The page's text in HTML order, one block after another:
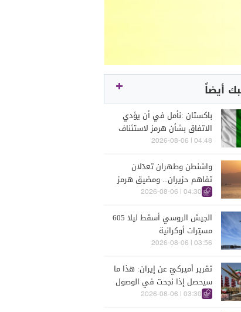
أيضاً
باكستان :نأمل في أن يؤدي
الاتفاق بشأن هرمز لاستئناف
المحادثات بين طهران
04:48 | 2026-08-06
واشنطن وطهران تعدّلان
تفاهم حزيران... ومضيق هرمز
في صلب المفاوضات
04:30 | 2026-08-06
الجيش الروسي أسقط ليلا 605
مسيّرات أوكرانية
03:56 | 2026-08-06
تقرير أميركيّ عن إيران: هذا ما
سيحصل إذا نجحت في الوصول
إلى هذه الدولة الآسيويّة
03:30 | 2026-08-06